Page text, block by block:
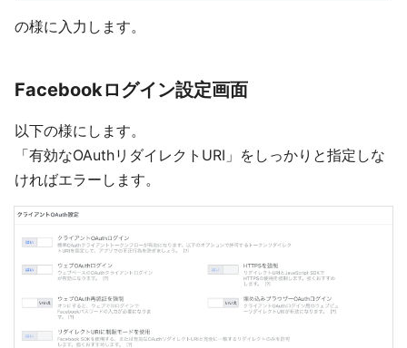
の様に入力します。
Facebookログイン設定画面
以下の様にします。
「有効なOAuthリダイレクトURI」をしっかりと指定しな
ければエラーします。